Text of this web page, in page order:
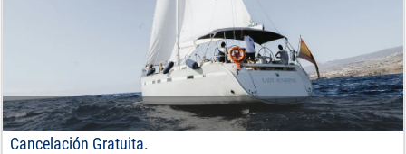
Cancelación Gratuita.